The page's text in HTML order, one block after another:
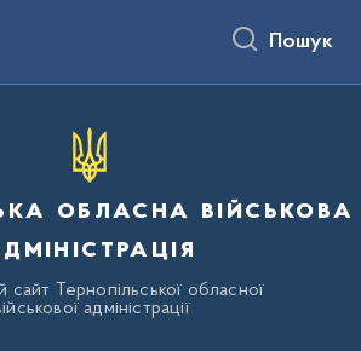
Пошук
обласна військова
сайт Тернопільської обласної
адміністрації